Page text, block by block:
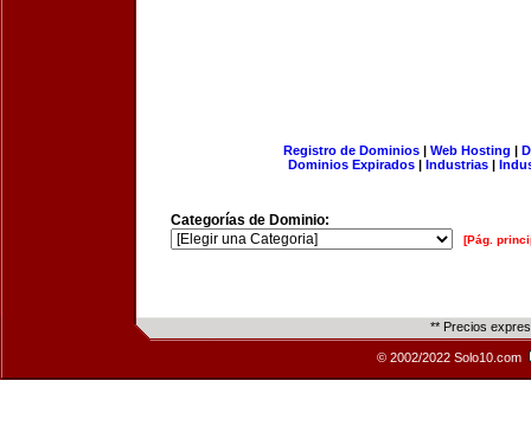
Registro de Dominios| Web Hosting |
Dominios Expirados | Industrias |
Categorías de Dominio:
[Pág.
** Precios
© 2002/2022 Solo10.com